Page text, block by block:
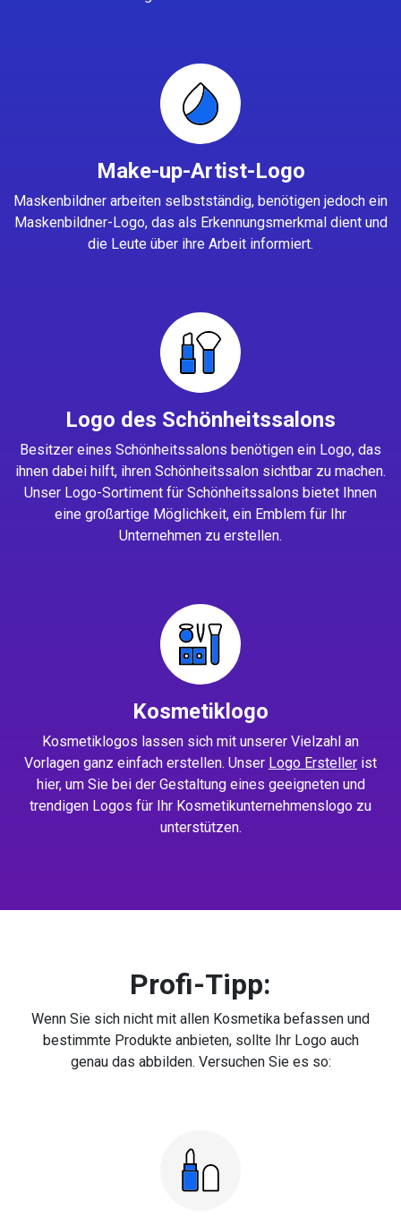
Make-up-Artist-Logo
Maskenbildner arbeiten selbstständig, benötigen jedoch ein
Maskenbildner-Logo, das als Erkennungsmerkmal dient und
die Leute über ihre Arbeit informiert.
Logo des Schönheitssalons
Besitzer eines Schönheitssalons benötigen ein Logo, das
ihnen dabei hilft, ihren Schönheitssalon sichtbar zu machen.
Unser Logo-Sortiment für Schönheitssalons bietet Ihnen
eine großartige Möglichkeit, ein Emblem für Ihr
Unternehmen zu erstellen.
Kosmetiklogo
Kosmetiklogos lassen sich mit unserer Vielzahl an
Vorlagen ganz einfach erstellen. Unser Logo Ersteller ist
hier, um Sie bei der Gestaltung eines geeigneten und
trendigen Logos für Ihr Kosmetikunternehmenslogo zu
unterstützen.
Profi-Tipp:
Wenn Sie sich nicht mit allen Kosmetika befassen und
bestimmte Produkte anbieten, sollte Ihr Logo auch
genau das abbilden. Versuchen Sie es so: